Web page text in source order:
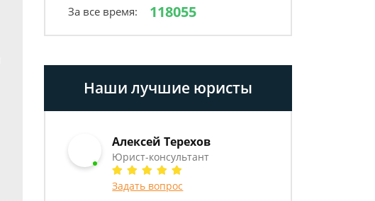
За все время: 118055
Наши лучшие юристы
Алексей Терехов
Юрист-консультант
Задать вопрос